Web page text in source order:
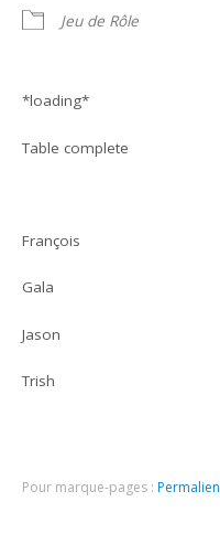
Jeu de Rôle
*loading*
Table complete
François
Gala
Jason
Trish
Pour marque-pages : Permalien